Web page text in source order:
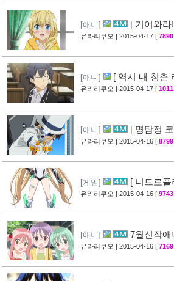
[애니]
[ 기어와라
공개 [32]
유라리쿠오 | 2015-04-17 [ 7890
[애니]
[ 역시 내 청춘
속 ] 3화 선행컷 + 개요
유라리쿠오 | 2015-04-17 [
[애니]
[ 명탐정
CM 영상 공개 [40]
유라리쿠오 | 2015-04-16 [ 8799
[게임]
[ 니트로플
닝 영상 공개 [32]
유라리쿠오 | 2015-04-16 [ 9743
[애니]
7월신작애
영상 공개
[26]
유라리쿠오 | 2015-04-16 [ 7169